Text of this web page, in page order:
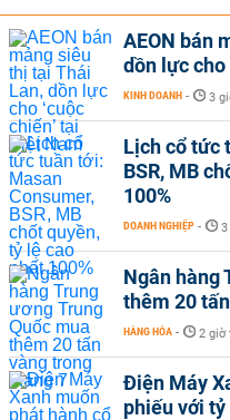
AEON bán
dồn lực cho
KINH DOANH - 3
Lịch cổ tức
BSR, MB
100%
DOANH NGHIỆP -
Ngân hàng
thêm 20
HÀNG HÓA - 2 giờ
Điện Máy
phiếu với